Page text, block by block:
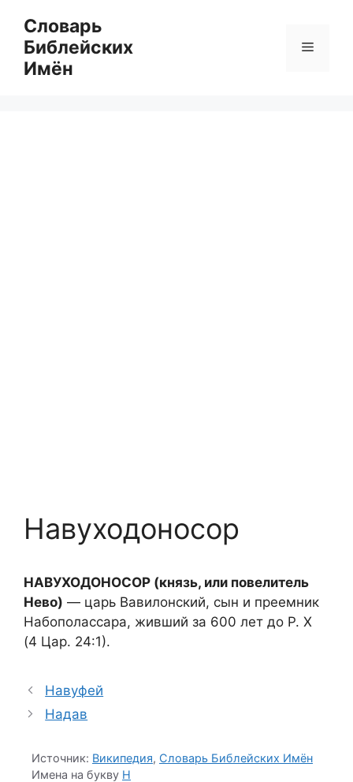
содержимому
Словарь
Библейских
Имён
Меню
Навуходоносор
НАВУХОДОНОСОР (князь, или повелитель
Нево) — царь Вавилонский, сын и преемник
Набополассара, живший за 600 лет до Р. Х
(4 Цар. 24:1).
Навуфей
Надав
Источник: Википедия, Словарь Библейских Имён
Имена на букву Н